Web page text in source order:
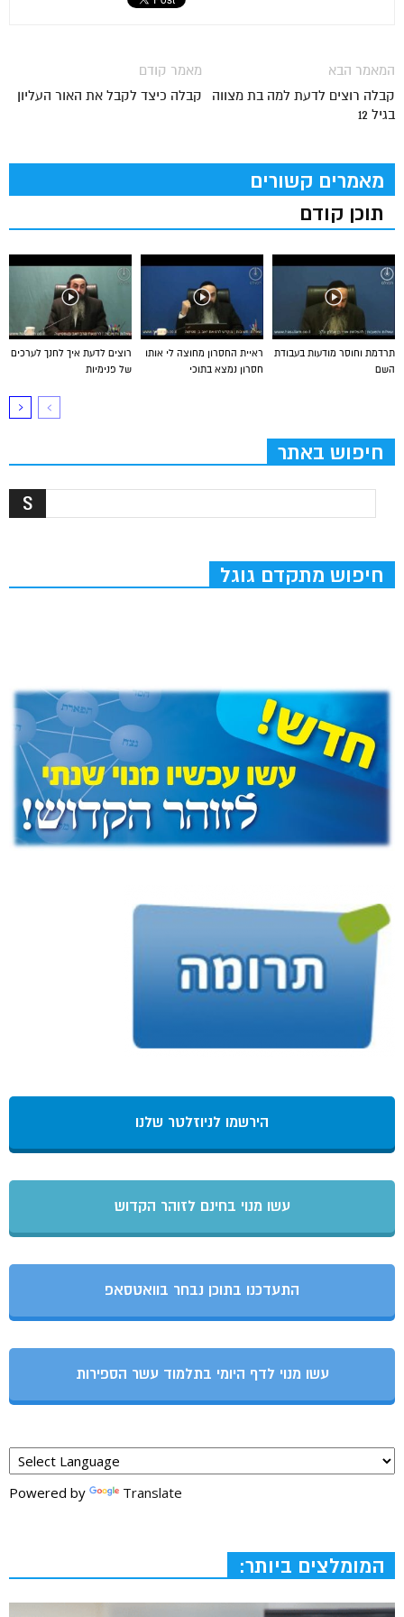
מאמר קודם
קבלה כיצד לקבל את האור העליון
המאמר הבא
קבלה רוצים לדעת למה בת מצווה
בגיל 12
מאמרים קשורים
תוכן קודם
רוצים לדעת איך לחנך לערכים
של פנימיות
ראיית החסרון מחוצה לי אותו
חסרון נמצא בתוכי
תרדמת וחוסר מודעות בעבודת
השם
חיפוש באתר
חיפוש מתקדם גוגל
הירשמו לניוזלטר שלנו
עשו מנוי בחינם לזוהר הקדוש
התעדכנו בתוכן נבחר בוואטסאפ
עשו מנוי לדף היומי בתלמוד עשר הספירות
Powered by Translate
המומלצים ביותר: